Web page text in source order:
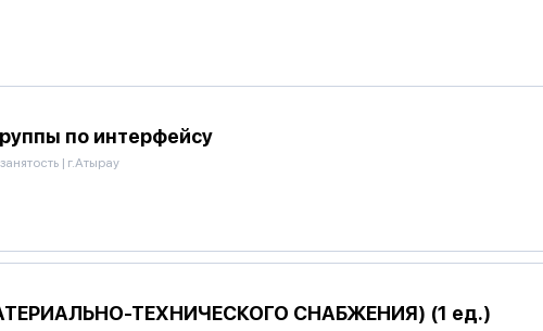
по интерфейсу
| г.Атырау
ТЕХНИЧЕСКОГО СНАБЖЕНИЯ) (1 ед.)